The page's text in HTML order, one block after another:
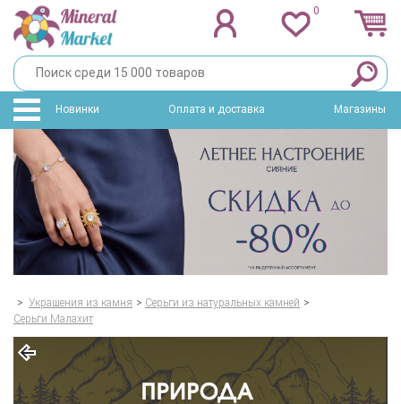
0
Новинки Оплата и доставка Магазины
> Украшения из камня > Серьги из натуральных камней >
Серьги Малахит